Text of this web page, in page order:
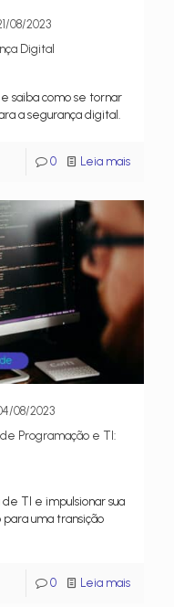
08/2023
Digital
saiba como se tornar
a segurança digital.
0 Leia mais
08/2023
Programação e TI:
TI e impulsionar sua
uma transição
0 Leia mais